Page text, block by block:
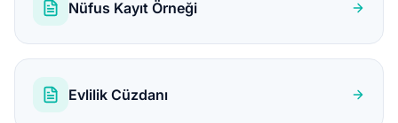
Nüfus Kayıt Örneği
Evlilik Cüzdanı